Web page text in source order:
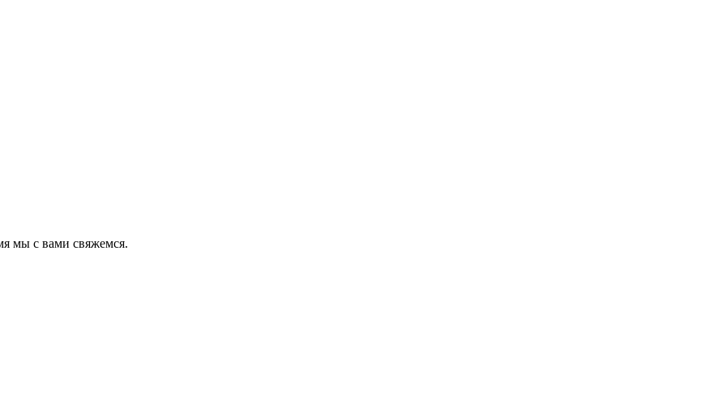
мы с вами свяжемся.